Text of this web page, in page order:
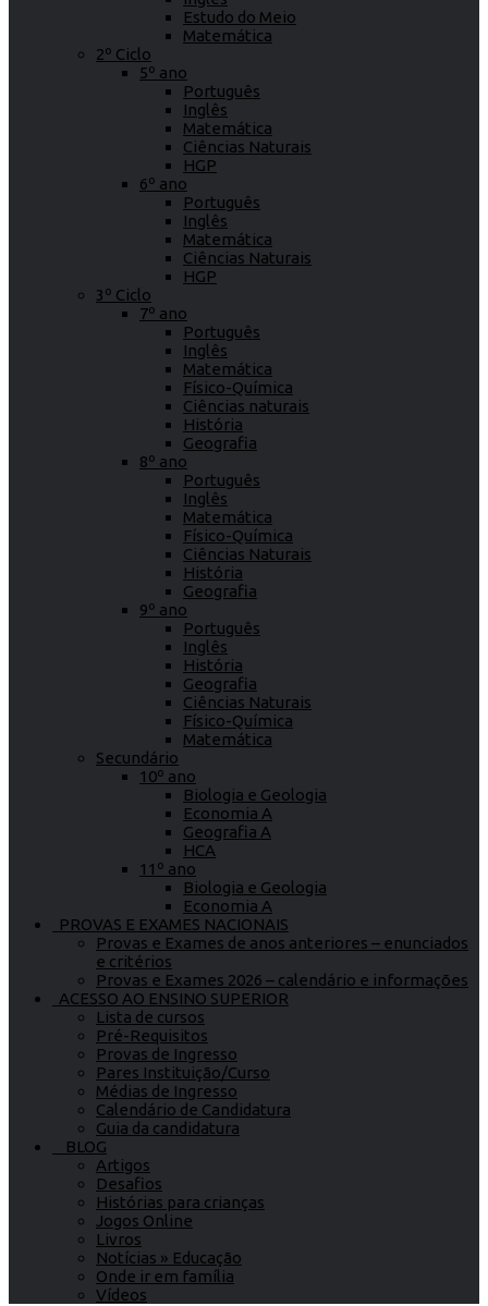
Estudo do Meio
Matemática
2º Ciclo
5º ano
Português
Inglês
Matemática
Ciências Naturais
HGP
6º ano
Português
Inglês
Matemática
Ciências Naturais
HGP
3º Ciclo
7º ano
Português
Inglês
Matemática
Físico-Química
Ciências naturais
História
Geografia
8º ano
Português
Inglês
Matemática
Físico-Química
Ciências Naturais
História
Geografia
9º ano
Português
Inglês
História
Geografia
Ciências Naturais
Físico-Química
Matemática
Secundário
10º ano
Biologia e Geologia
Economia A
Geografia A
HCA
11º ano
Biologia e Geologia
Economia A
PROVAS E EXAMES NACIONAIS
Provas e Exames de anos anteriores – enunciados
e critérios
Provas e Exames 2026 – calendário e informações
ACESSO AO ENSINO SUPERIOR
Lista de cursos
Pré-Requisitos
Provas de Ingresso
Pares Instituição/Curso
Médias de Ingresso
Calendário de Candidatura
Guia da candidatura
BLOG
Artigos
Desafios
Histórias para crianças
Jogos Online
Livros
Notícias » Educação
Onde ir em família
Vídeos